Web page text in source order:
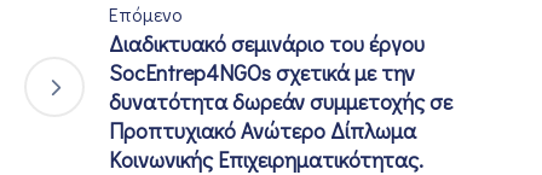
Επόμενο
Διαδικτυακό σεμινάριο του έργου
SocEntrep4NGOs σχετικά με την
δυνατότητα δωρεάν συμμετοχής σε
Προπτυχιακό Ανώτερο Δίπλωμα
Κοινωνικής Επιχειρηματικότητας.